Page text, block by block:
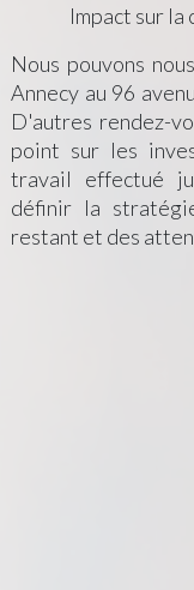
Impact sur
Nous pouvons
Annecy au 96
D'autres rendez-
point sur les
travail effectué
définir la
restant et des